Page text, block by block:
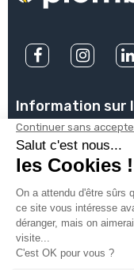
Information sur
PLOMBSERVICE
INFOS PRATIQUES
VOTRE COMPTE